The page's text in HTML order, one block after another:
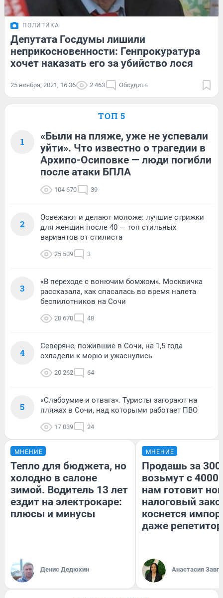
ПОЛИТИКА
Депутата Госдумы лишили
неприкосновенности: Генпрокуратура
хочет наказать его за убийство лося
25 ноября, 2021, 16:36 2 463 Обсудить
ТОП 5
1
«Были на пляже, уже не успевали
уйти». Что известно о трагедии в
Архипо-Осиповке — люди погибли
после атаки БПЛА
104 670 39
2
Освежают и делают моложе: лучшие стрижки
для женщин после 40 — топ стильных
вариантов от стилиста
25 509 3
3
«В переходе с вонючим бомжом». Москвичка
рассказала, как спасалась во время налета
беспилотников на Сочи
20 670 48
4
Северяне, пожившие в Сочи, на 1,5 года
охладели к морю и ужаснулись
20 262 64
5
«Слабоумие и отвага». Туристы загорают на
пляжах в Сочи, над которыми работает ПВО
17 039 24
МНЕНИЕ
Тепло для бюджета, но
холодно в салоне
зимой. Водитель 13 лет
ездит на электрокаре:
плюсы и минусы
Денис Дедюхин
МНЕНИЕ
Продашь за
возьмут с
нам готовит
налоговый
коснется
даже
Анастасия